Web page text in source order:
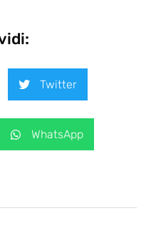
Twitter
WhatsApp